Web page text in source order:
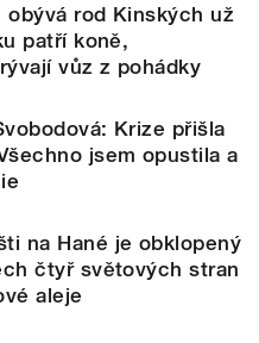
obývá rod Kinských už
patří koně,
vůz z pohádky
Krize přišla
jsem opustila a
na Hané je obklopený
čtyř světových stran
aleje